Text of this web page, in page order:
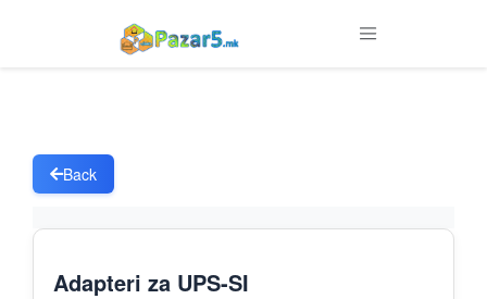
Back
Adapteri za UPS-SI